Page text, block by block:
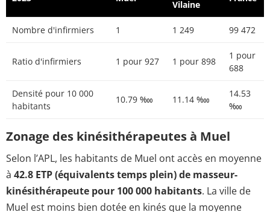
Vilaine
Nombre d'infirmiers 1 1 249 99 472
Ratio d'infirmiers 1 pour 927 1 pour 898
1 pour
688
Densité pour 10 000
habitants
10.79 ‱ 11.14 ‱
14.53
‱
Zonage des kinésithérapeutes à Muel
Selon l’APL, les habitants de Muel ont accès en moyenne
à 42.8 ETP (équivalents temps plein) de masseur-
kinésithérapeute pour 100 000 habitants. La ville de
Muel est moins bien dotée en kinés que la moyenne